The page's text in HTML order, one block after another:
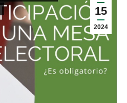
15
2024